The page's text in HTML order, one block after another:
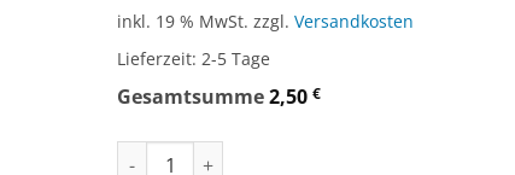
inkl. 19 % MwSt. zzgl. Versandkosten
Lieferzeit: 2-5 Tage
Gesamtsumme2,50 €
BL Sturmfeuerzeug Menge